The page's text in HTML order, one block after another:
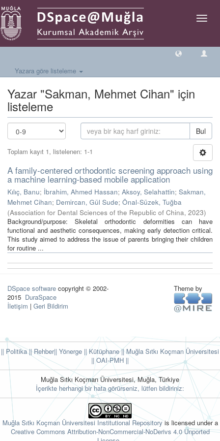
Geçiş
Yazara göre listeleme
Yazar "Sakman, Mehmet Cihan" için
listeleme
Bul
Toplam kayıt 1, listelenen: 1-1
A family-centered orthodontic screening approach using
a machine learning-based mobile application
Kılıç, Banu; İbrahim, Ahmed Hassan; Aksoy, Selahattin; Sakman,
Mehmet Cihan; Demircan, Gül Sude; Önal-Süzek, Tuğba
(Association for Dental Sciences of the Republic of China, 2023)
Background/purpose: Skeletal orthodontic deformities can have
functional and aesthetic consequences, making early detection critical.
This study aimed to address the issue of parents bringing their children
for routine ...
DSpace software copyright © 2002-
2015 DuraSpace
İletişim | Geri Bildirim
Theme by
|| Politika|| Rehber|| Yönerge || Kütüphane|| Muğla Sıtkı Koçman Üniversitesi
|| OAI-PMH ||
Muğla Sıtkı Koçman Üniversitesi, Muğla, Türkiye
İçerikte herhangi bir hata görürseniz, lütfen bildiriniz:
Muğla Sıtkı Koçman Üniversitesi Institutional Repositoryis licensed under a
Creative Commons Attribution-NonCommercial-NoDerivs 4.0 Unported